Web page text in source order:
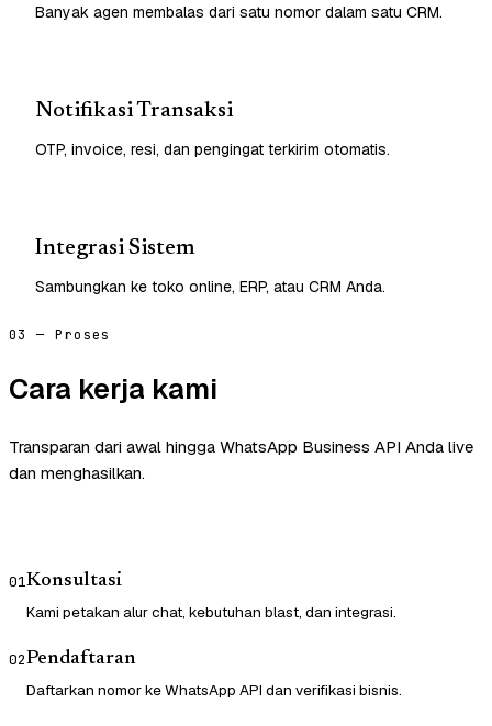
Banyak agen membalas dari satu nomor dalam satu CRM.
Notifikasi Transaksi
OTP, invoice, resi, dan pengingat terkirim otomatis.
Integrasi Sistem
Sambungkan ke toko online, ERP, atau CRM Anda.
03 — Proses
Cara kerja kami
Transparan dari awal hingga WhatsApp Business API Anda live
dan menghasilkan.
01Konsultasi
Kami petakan alur chat, kebutuhan blast, dan integrasi.
02Pendaftaran
Daftarkan nomor ke WhatsApp API dan verifikasi bisnis.